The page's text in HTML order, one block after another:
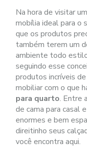
Na hora de visitar
mobília ideal para o
que os produtos
também terem um
ambiente todo
seguindo esse
produtos incríveis
mobiliar com o que
para quarto. Entre
de cama para casal
enormes e bem
direitinho seus
você encontra aqui.